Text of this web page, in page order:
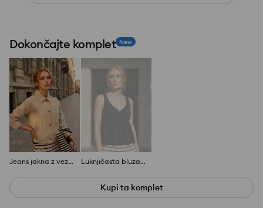
Dokončajte komplet New
Jeans jakna z vezenim robom Luknjičasta bluza z naramnicami
Kupi ta komplet